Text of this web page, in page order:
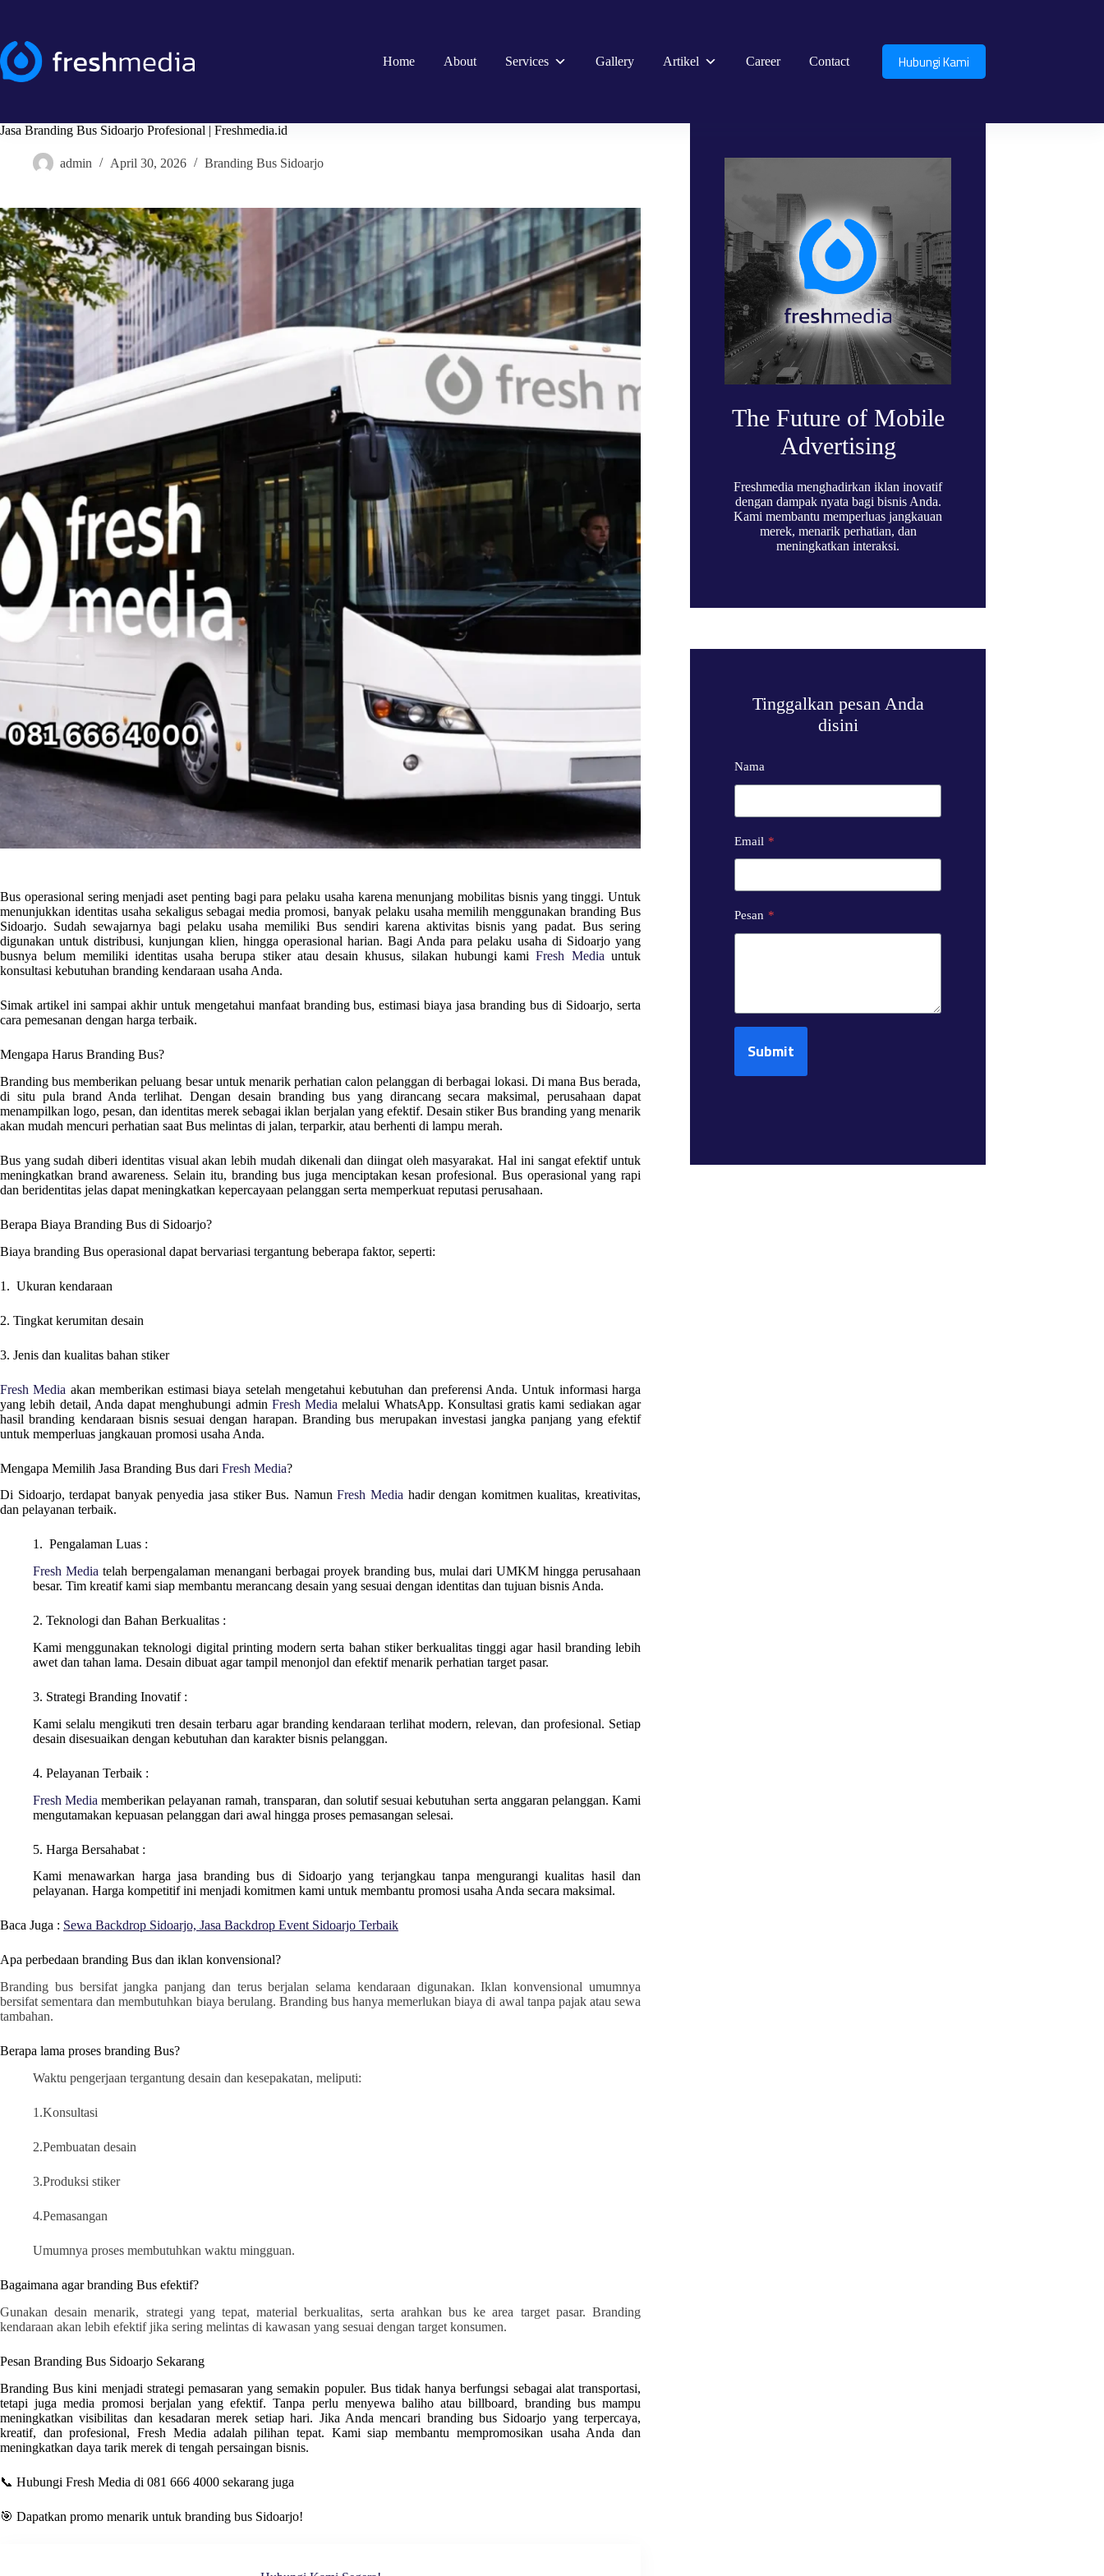
Home
About Services Gallery Artikel Career Contact Hubungi Kami
Jasa Branding Bus Sidoarjo Profesional | Freshmedia.id
admin April 30, 2026 Branding Bus Sidoarjo
Bus operasional sering menjadi aset penting bagi para pelaku usaha karena menunjang mobilitas bisnis yang tinggi. Untuk
menunjukkan identitas usaha sekaligus sebagai media promosi, banyak pelaku usaha memilih menggunakan branding Bus
Sidoarjo. Sudah sewajarnya bagi pelaku usaha memiliki Bus sendiri karena aktivitas bisnis yang padat. Bus sering
digunakan untuk distribusi, kunjungan klien, hingga operasional harian. Bagi Anda para pelaku usaha di Sidoarjoyang
busnya belum memiliki identitas usaha berupa stiker atau desain khusus, silakan hubungi kamiFresh Media untuk
konsultasi kebutuhan branding kendaraan usaha Anda.
Simak artikel ini sampai akhir untuk mengetahui manfaat branding bus, estimasi biaya jasa branding bus di Sidoarjo, serta
cara pemesanan dengan harga terbaik.
Mengapa Harus Branding Bus?
Branding bus memberikan peluang besar untuk menarik perhatian calon pelanggan di berbagai lokasi. Di mana Bus berada,
di situ pula brand Anda terlihat. Dengan desain branding bus yang dirancang secara maksimal, perusahaan dapat
menampilkan logo, pesan, dan identitas merek sebagai iklan berjalan yang efektif. Desain stiker Bus branding yang menarik
akan mudah mencuri perhatian saat Bus melintas di jalan, terparkir, atau berhenti di lampu merah.
Bus yang sudah diberi identitas visual akan lebih mudah dikenali dan diingat oleh masyarakat. Hal ini sangat efektif untuk
meningkatkan brand awareness. Selain itu, branding bus juga menciptakan kesan profesional. Bus operasional yang rapi
dan beridentitas jelas dapat meningkatkan kepercayaan pelanggan serta memperkuat reputasi perusahaan.
Berapa Biaya Branding Bus di Sidoarjo?
Biaya branding Bus operasional dapat bervariasi tergantung beberapa faktor, seperti:
1. Ukuran kendaraan
2. Tingkat kerumitan desain
3. Jenis dan kualitas bahan stiker
Fresh Media akan memberikan estimasi biaya setelah mengetahui kebutuhan dan preferensi Anda. Untuk informasi harga
yang lebih detail, Anda dapat menghubungi admin Fresh Media melalui WhatsApp. Konsultasi gratis kami sediakan agar
hasil branding kendaraan bisnis sesuai dengan harapan. Branding bus merupakan investasi jangka panjang yang efektif
untuk memperluas jangkauan promosi usaha Anda.
Mengapa Memilih Jasa Branding Bus dari Fresh Media?
Di Sidoarjo, terdapat banyak penyedia jasa stiker Bus. NamunFresh Media hadir dengan komitmen kualitas, kreativitas,
dan pelayanan terbaik.
1. Pengalaman Luas :
Fresh Media telah berpengalaman menangani berbagai proyek branding bus, mulai dari UMKM hingga perusahaan
besar. Tim kreatif kami siap membantu merancang desain yang sesuai dengan identitas dan tujuan bisnis Anda.
2. Teknologi dan Bahan Berkualitas :
Kami menggunakan teknologi digital printing modern serta bahan stiker berkualitas tinggi agar hasil branding lebih
awet dan tahan lama. Desain dibuat agar tampil menonjol dan efektif menarik perhatian target pasar.
3. Strategi Branding Inovatif :
Kami selalu mengikuti tren desain terbaru agar branding kendaraan terlihat modern, relevan, dan profesional. Setiap
desain disesuaikan dengan kebutuhan dan karakter bisnis pelanggan.
4. Pelayanan Terbaik :
Fresh Media memberikan pelayanan ramah, transparan, dan solutif sesuai kebutuhan serta anggaran pelanggan. Kami
mengutamakan kepuasan pelanggan dari awal hingga proses pemasangan selesai.
5. Harga Bersahabat :
Kami menawarkan harga jasa branding bus di Sidoarjoyang terjangkau tanpa mengurangi kualitas hasil dan
pelayanan. Harga kompetitif ini menjadi komitmen kami untuk membantu promosi usaha Anda secara maksimal.
Baca Juga : Sewa Backdrop Sidoarjo, Jasa Backdrop Event Sidoarjo Terbaik
Apa perbedaan branding Bus dan iklan konvensional?
Branding bus bersifat jangka panjang dan terus berjalan selama kendaraan digunakan. Iklan konvensional umumnya
bersifat sementara dan membutuhkan biaya berulang. Branding bus hanya memerlukan biaya di awal tanpa pajak atau sewa
tambahan.
Berapa lama proses branding Bus?
Waktu pengerjaan tergantung desain dan kesepakatan, meliputi:
1.Konsultasi
2.Pembuatan desain
3.Produksi stiker
4.Pemasangan
Umumnya proses membutuhkan waktu mingguan.
Bagaimana agar branding Bus efektif?
Gunakan desain menarik, strategi yang tepat, material berkualitas, serta arahkan bus ke area target pasar. Branding
kendaraan akan lebih efektif jika sering melintas di kawasan yang sesuai dengan target konsumen.
Pesan Branding Bus Sidoarjo Sekarang
Branding Bus kini menjadi strategi pemasaran yang semakin populer. Bus tidak hanya berfungsi sebagai alat transportasi,
tetapi juga media promosi berjalan yang efektif. Tanpa perlu menyewa baliho atau billboard, branding bus mampu
meningkatkan visibilitas dan kesadaran merek setiap hari. Jika Anda mencari branding bus Sidoarjo yang terpercaya,
kreatif, dan profesional, Fresh Media adalah pilihan tepat. Kami siap membantu mempromosikan usaha Anda dan
meningkatkan daya tarik merek di tengah persaingan bisnis.
📞 Hubungi Fresh Media di 081 666 4000 sekarang juga
🎯 Dapatkan promo menarik untuk branding bus Sidoarjo!
The Future of Mobile
Advertising
Freshmedia menghadirkan iklan inovatif
dengan dampak nyata bagi bisnis Anda.
Kami membantu memperluas jangkauan
merek, menarik perhatian, dan
meningkatkan interaksi.
Tinggalkan pesan Anda
disini
Nama
Email *
Pesan *
Submit